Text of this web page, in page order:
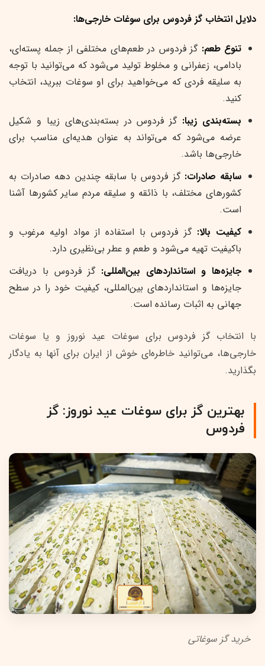
دلایل انتخاب گز فردوس برای سوغات خارجی‌ها:
تنوع طعم: گز فردوس در طعم‌های مختلفی از جمله پسته‌ای،
بادامی، زعفرانی و مخلوط تولید می‌شود که می‌توانید با توجه
به سلیقه فردی که می‌خواهید برای او سوغات ببرید، انتخاب
کنید.
بسته‌بندی زیبا: گز فردوس در بسته‌بندی‌های زیبا و شکیل
عرضه می‌شود که می‌تواند به عنوان هدیه‌ای مناسب برای
خارجی‌ها باشد.
سابقه صادرات: گز فردوس با سابقه چندین دهه صادرات به
کشورهای مختلف، با ذائقه و سلیقه مردم سایر کشورها آشنا
است.
کیفیت بالا: گز فردوس با استفاده از مواد اولیه مرغوب و
باکیفیت تهیه می‌شود و طعم و عطر بی‌نظیری دارد.
جایزه‌ها و استانداردهای بین‌المللی: گز فردوس با دریافت
جایزه‌ها و استانداردهای بین‌المللی، کیفیت خود را در سطح
جهانی به اثبات رسانده است.
با انتخاب گز فردوس برای سوغات عید نوروز و یا سوغات
خارجی‌ها، می‌توانید خاطره‌ای خوش از ایران برای آنها به یادگار
بگذارید.
بهترین گز برای سوغات عید نوروز: گز
فردوس
خرید گز سوغاتی